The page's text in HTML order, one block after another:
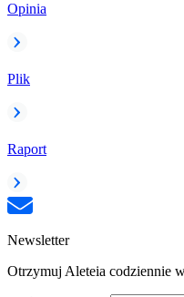
Opinia
Plik
Raport
Newsletter
Otrzymuj Aleteia codziennie